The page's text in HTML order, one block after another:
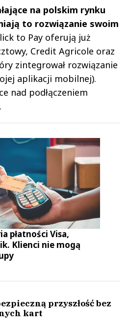
na polskim rynku
to rozwiązanie swoim
to Pay oferują już
Credit Agricole oraz
zintegrował rozwiązanie
aplikacji mobilnej).
nad podłączeniem
płatności Visa,
Klienci nie mogą
przyszłość bez
kart